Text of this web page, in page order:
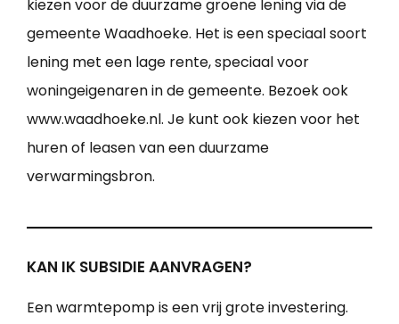
kiezen voor de duurzame groene lening via de
gemeente Waadhoeke. Het is een speciaal soort
lening met een lage rente, speciaal voor
woningeigenaren in de gemeente. Bezoek ook
www.waadhoeke.nl. Je kunt ook kiezen voor het
huren of leasen van een duurzame
verwarmingsbron.
KAN IK SUBSIDIE AANVRAGEN?
Een warmtepomp is een vrij grote investering.